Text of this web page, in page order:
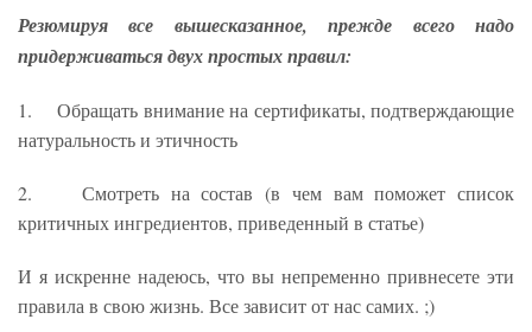
Резюмируя все вышесказанное, прежде всего надо
придерживаться двух простых правил:
1. Обращать внимание на сертификаты, подтверждающие
натуральность и этичность
2. Смотреть на состав (в чем вам поможет список
критичных ингредиентов, приведенный в статье)
И я искренне надеюсь, что вы непременно привнесете эти
правила в свою жизнь. Все зависит от нас самих. ;)